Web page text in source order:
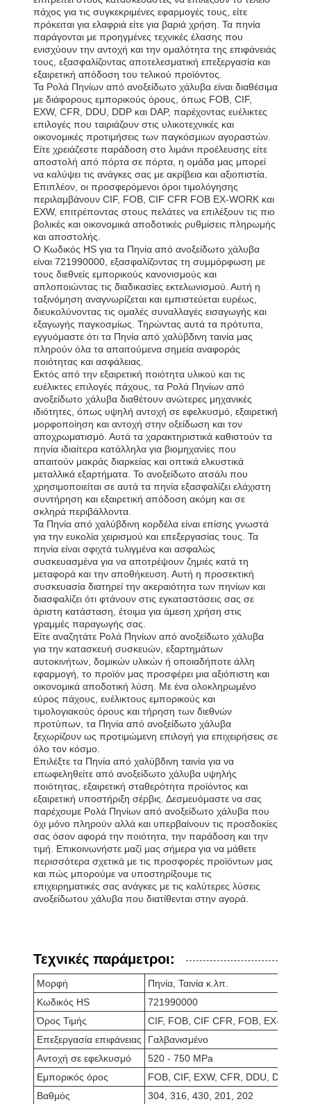
πάχος για τις συγκεκριμένες εφαρμογές τους, είτε
πρόκειται για ελαφριά είτε για βαριά χρήση. Τα πηνία
παράγονται με προηγμένες τεχνικές έλασης που
ενισχύουν την αντοχή και την ομαλότητα της επιφάνειάς
τους, εξασφαλίζοντας αποτελεσματική επεξεργασία και
εξαιρετική απόδοση του τελικού προϊόντος.
Τα Ρολά Πηνίων από ανοξείδωτο χάλυβα είναι διαθέσιμα
με διάφορους εμπορικούς όρους, όπως FOB, CIF,
EXW, CFR, DDU, DDP και DAP, παρέχοντας ευέλικτες
επιλογές που ταιριάζουν στις υλικοτεχνικές και
οικονομικές προτιμήσεις των παγκόσμιων αγοραστών.
Είτε χρειάζεστε παράδοση στο λιμάνι προέλευσης είτε
αποστολή από πόρτα σε πόρτα, η ομάδα μας μπορεί
να καλύψει τις ανάγκες σας με ακρίβεια και αξιοπιστία.
Επιπλέον, οι προσφερόμενοι όροι τιμολόγησης
περιλαμβάνουν CIF, FOB, CIF CFR FOB EX-WORK και
EXW, επιτρέποντας στους πελάτες να επιλέξουν τις πιο
βολικές και οικονομικά αποδοτικές ρυθμίσεις πληρωμής
και αποστολής.
Ο Κωδικός HS για τα Πηνία από ανοξείδωτο χάλυβα
είναι 721990000, εξασφαλίζοντας τη συμμόρφωση με
τους διεθνείς εμπορικούς κανονισμούς και
απλοποιώντας τις διαδικασίες εκτελωνισμού. Αυτή η
ταξινόμηση αναγνωρίζεται και εμπιστεύεται ευρέως,
διευκολύνοντας τις ομαλές συναλλαγές εισαγωγής και
εξαγωγής παγκοσμίως. Τηρώντας αυτά τα πρότυπα,
εγγυόμαστε ότι τα Πηνία από χαλύβδινη ταινία μας
πληρούν όλα τα απαιτούμενα σημεία αναφοράς
ποιότητας και ασφάλειας.
Εκτός από την εξαιρετική ποιότητα υλικού και τις
ευέλικτες επιλογές πάχους, τα Ρολά Πηνίων από
ανοξείδωτο χάλυβα διαθέτουν ανώτερες μηχανικές
ιδιότητες, όπως υψηλή αντοχή σε εφελκυσμό, εξαιρετική
μορφοποίηση και αντοχή στην οξείδωση και τον
αποχρωματισμό. Αυτά τα χαρακτηριστικά καθιστούν τα
πηνία ιδιαίτερα κατάλληλα για βιομηχανίες που
απαιτούν μακράς διαρκείας και οπτικά ελκυστικά
μεταλλικά εξαρτήματα. Το ανοξείδωτο ατσάλι που
χρησιμοποιείται σε αυτά τα πηνία εξασφαλίζει ελάχιστη
συντήρηση και εξαιρετική απόδοση ακόμη και σε
σκληρά περιβάλλοντα.
Τα Πηνία από χαλύβδινη κορδέλα είναι επίσης γνωστά
για την ευκολία χειρισμού και επεξεργασίας τους. Τα
πηνία είναι σφιχτά τυλιγμένα και ασφαλώς
συσκευασμένα για να αποτρέψουν ζημιές κατά τη
μεταφορά και την αποθήκευση. Αυτή η προσεκτική
συσκευασία διατηρεί την ακεραιότητα των πηνίων και
διασφαλίζει ότι φτάνουν στις εγκαταστάσεις σας σε
άριστη κατάσταση, έτοιμα για άμεση χρήση στις
γραμμές παραγωγής σας.
Είτε αναζητάτε Ρολά Πηνίων από ανοξείδωτο χάλυβα
για την κατασκευή συσκευών, εξαρτημάτων
αυτοκινήτων, δομικών υλικών ή οποιαδήποτε άλλη
εφαρμογή, το προϊόν μας προσφέρει μια αξιόπιστη και
οικονομικά αποδοτική λύση. Με ένα ολοκληρωμένο
εύρος πάχους, ευέλικτους εμπορικούς και
τιμολογιακούς όρους και τήρηση των διεθνών
προτύπων, τα Πηνία από ανοξείδωτο χάλυβα
ξεχωρίζουν ως προτιμώμενη επιλογή για επιχειρήσεις σε
όλο τον κόσμο.
Επιλέξτε τα Πηνία από χαλύβδινη ταινία για να
επωφεληθείτε από ανοξείδωτο χάλυβα υψηλής
ποιότητας, εξαιρετική σταθερότητα προϊόντος και
εξαιρετική υποστήριξη σέρβις. Δεσμευόμαστε να σας
παρέχουμε Ρολά Πηνίων από ανοξείδωτο χάλυβα που
όχι μόνο πληρούν αλλά και υπερβαίνουν τις προσδοκίες
σας όσον αφορά την ποιότητα, την παράδοση και την
τιμή. Επικοινωνήστε μαζί μας σήμερα για να μάθετε
περισσότερα σχετικά με τις προσφορές προϊόντων μας
και πώς μπορούμε να υποστηρίξουμε τις
επιχειρηματικές σας ανάγκες με τις καλύτερες λύσεις
ανοξείδωτου χάλυβα που διατίθενται στην αγορά.
Τεχνικές παράμετροι:
Μορφή
Πηνία, Ταινία κ.λπ.
Κωδικός HS
721990000
Όρος Τιμής
CIF, FOB, CIF CFR, FOB, EX-
Επεξεργασία επιφάνειας
Γαλβανισμένο
Αντοχή σε εφελκυσμό
520 - 750 MPa
Εμπορικός όρος
FOB, CIF, EXW, CFR, DDU, DDP,
Βαθμός
304, 316, 430, 201, 202